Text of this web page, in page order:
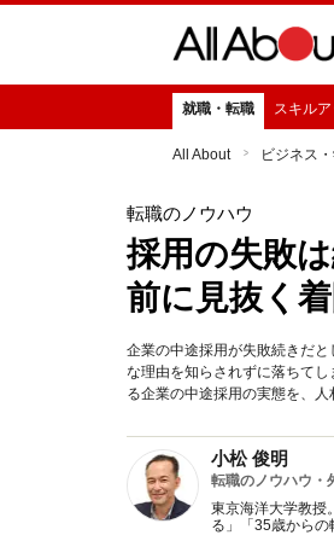
就職・転職 スキル
All About ビジネス
転職のノウハウ
採用の失敗
前に見抜く
企業の中途採用が失敗続きだ
な理由を知らされずに落ちて
る企業の中途採用の実態を、人
小松 俊明
転職のノウハウ・
東京海洋大学教授
る」「35歳から